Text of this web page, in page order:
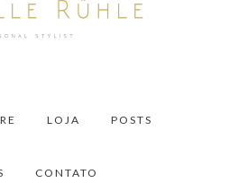
LOJA POSTS
CONTATO